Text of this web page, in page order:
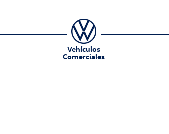
Vehículos
Comerciales